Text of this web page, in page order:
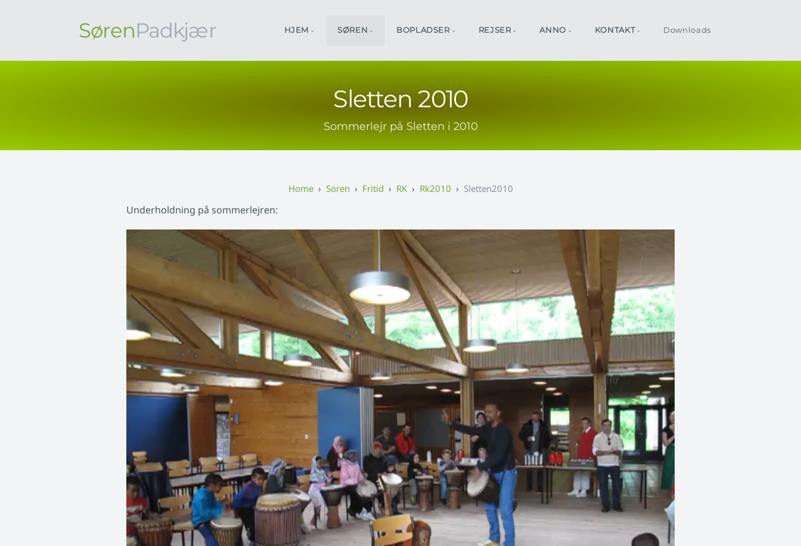
SørenPadkjær HJEM SØREN BOPLADSER REJSER ANNO KONTAKT Downloads
Sletten 2010
Sommerlejr på Sletten i 2010
Soren Fritid RK Rk2010 Sletten2010
Underholdning på sommerlejren: